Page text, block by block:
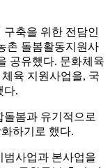
축을 위한 전담인
촌 돌봄활동지원사
공유했다. 문화체육
육 지원사업을, 국
다.
돌봄과 유기적으로
하기로 했다.
범사업과 본사업을